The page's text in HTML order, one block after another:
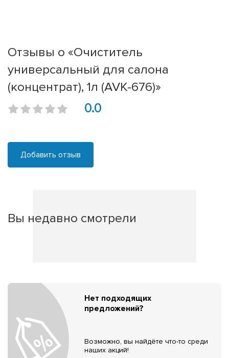
Отзывы о «Очиститель
универсальный для салона
(концентрат), 1л (AVK-676)»
0.0
Добавить отзыв
Вы недавно смотрели
Нет подходящих
предложений?
Возможно, вы найдёте что-то среди
наших акций!